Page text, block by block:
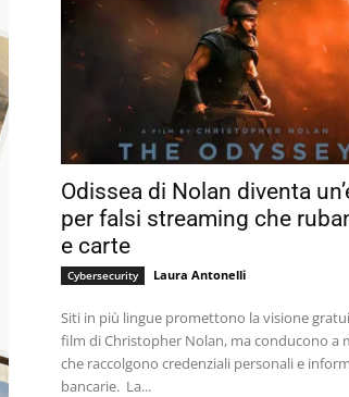
Odissea di Nolan diventa
per falsi streaming che
e carte
Cybersecurity Laura Antonelli
Siti in più lingue promettono la visione
film di Christopher Nolan, ma conducono a
che raccolgono credenziali personali e
bancarie. La...